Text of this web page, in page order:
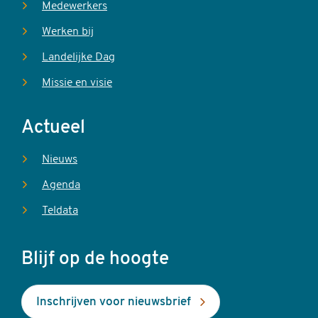
Medewerkers
Werken bij
Landelijke Dag
Missie en visie
Actueel
Nieuws
Agenda
Teldata
Blijf op de hoogte
Inschrijven voor nieuwsbrief